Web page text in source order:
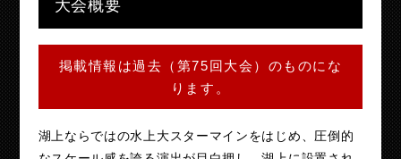
大会概要
掲載情報は過去（第75回大会）のものにな
ります。
湖上ならではの水上大スターマインをはじめ、圧倒的